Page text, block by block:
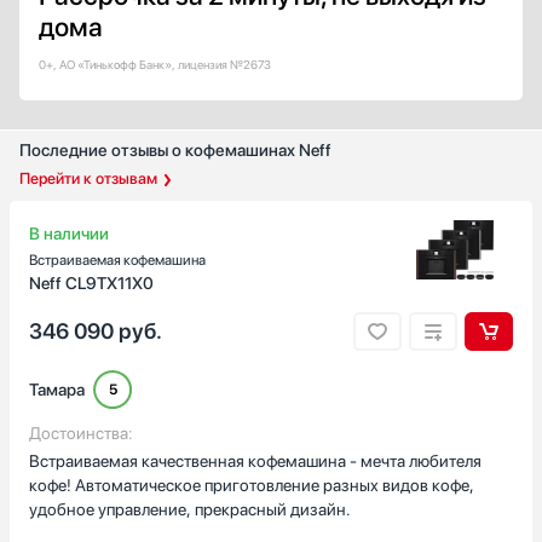
LCD
LED
Дизайн-линия
Базовый / Универсальный
Интеллектуальный
Показать все
Страна производства
Евросоюз
Италия
дома
0+, АО «Тинькофф Банк», лицензия №2673
Последние отзывы о кофемашинах Neff
Перейти к отзывам
В наличии
Встраиваемая кофемашина
Neff CL9TX11X0
346 090 руб.
Тамара 5
Достоинства:
Встраиваемая качественная кофемашина - мечта любителя
кофе! Автоматическое приготовление разных видов кофе,
удобное управление, прекрасный дизайн.